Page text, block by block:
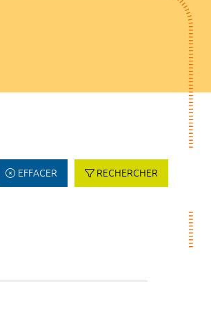
EFFACER RECHERCHER